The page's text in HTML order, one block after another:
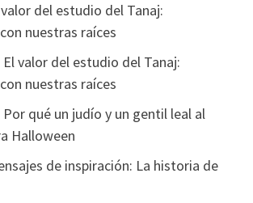
valor del estudio del Tanaj:
nuestras raíces
El valor del estudio del Tanaj:
nuestras raíces
Por qué un judío y un gentil leal al
Halloween
de inspiración: La historia de